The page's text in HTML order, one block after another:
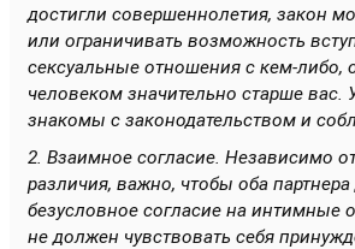
достигли совершеннолетия, закон
или ограничивать возможность
сексуальные отношения с кем-либо,
человеком значительно старше вас.
знакомы с законодательством и
2. Взаимное согласие. Независимо
различия, важно, чтобы оба
безусловное согласие на интимные
не должен чувствовать себя